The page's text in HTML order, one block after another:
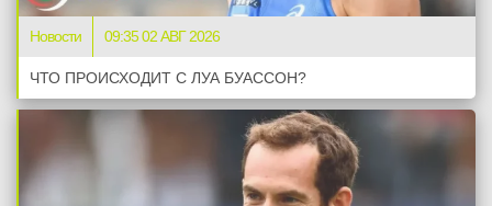
Новости 09:35 02 АВГ 2026
ЧТО ПРОИСХОДИТ С ЛУА БУАССОН?